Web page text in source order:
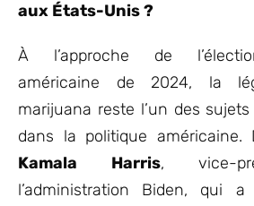
aux États-Unis ?
À l’approche de
américaine de 2024, la
marijuana reste l’un des
dans la politique
Kamala Harris, vice-
l’administration Biden, qui